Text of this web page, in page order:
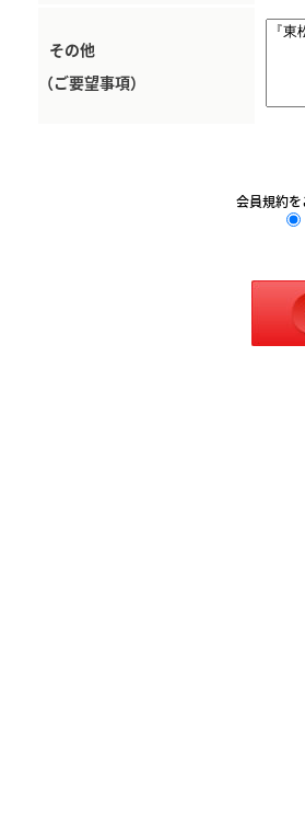
その他
（ご要望事項）
会員規約を